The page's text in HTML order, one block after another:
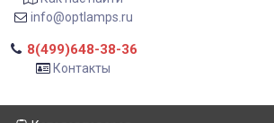
info@optlamps.ru
8(499)648-38-36
Контакты